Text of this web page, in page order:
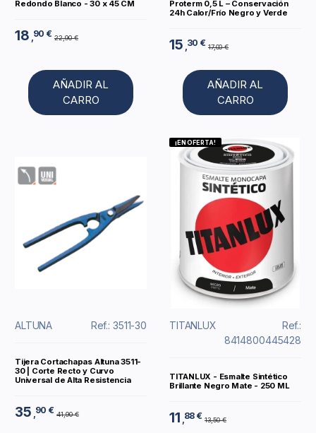
Redondo Blanco - 30 x 45 CM
18 ,90 € 22,90 €
AÑADIR AL
CARRO
Proterm 0,5 L – Conservación
24h Calor/Frío Negro y Verde
15 ,30 € 17,00 €
AÑADIR AL
CARRO
ALTUNA Ref.: 3511-30
Tijera Cortachapas Altuna 3511-
30 | Corte Recto y Curvo
Universal de Alta Resistencia
35 90 € 41,90 €
¡EN OFERTA!
TITANLUX
Ref.:
8414800445428
TITANLUX - Esmalte Sintético
Brillante Negro Mate - 250 ML
11 88 € 13,50 €